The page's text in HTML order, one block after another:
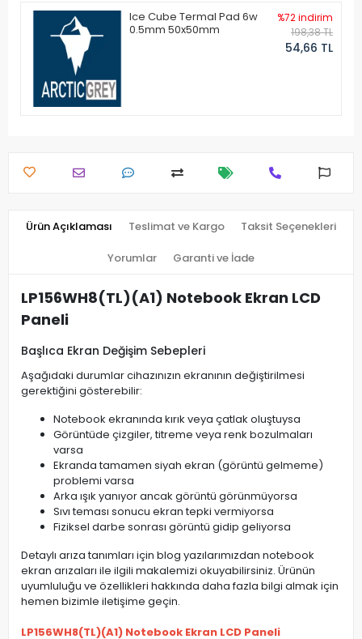
Ice Cube Termal Pad 6w
0.5mm 50x50mm
%72 indirim
198,38 TL
54,66 TL
Ürün Açıklaması Teslimat ve Kargo Taksit Seçenekleri
Yorumlar Garanti ve İade
LP156WH8(TL)(A1) Notebook Ekran LCD
Paneli
Başlıca Ekran Değişim Sebepleri
Aşağıdaki durumlar cihazınızın ekranının değiştirilmesi
gerektiğini gösterebilir:
Notebook ekranında kırık veya çatlak oluştuysa
Görüntüde çizgiler, titreme veya renk bozulmaları
varsa
Ekranda tamamen siyah ekran (görüntü gelmeme)
problemi varsa
Arka ışık yanıyor ancak görüntü görünmüyorsa
Sıvı teması sonucu ekran tepki vermiyorsa
Fiziksel darbe sonrası görüntü gidip geliyorsa
Detaylı arıza tanımları için blog yazılarımızdan notebook
ekran arızaları ile ilgili makalemizi okuyabilirsiniz. Ürünün
uyumluluğu ve özellikleri hakkında daha fazla bilgi almak için
hemen bizimle iletişime geçin.
LP156WH8(TL)(A1) Notebook Ekran LCD Paneli